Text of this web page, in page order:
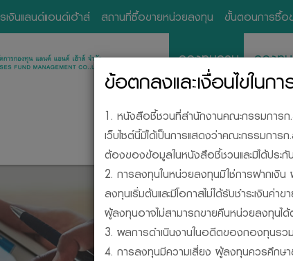
เงินแลนด์แอนด์เฮ้าส์ สถานที่ซื้อขายหน่วยลงทุน ขั้นตอนการซื้อ
กองทุนรวม กองทุน
ส่วนบุ
BESIDE,
ข้อตกลงและเงื่อนไขในก
1. หนังสือชี้ชวนที่สำนักงานคณะกรรมการ
เว็บไซต์นี้มิได้เป็นการแสดงว่าคณะกรรมกา
ต้องของข้อมูลในหนังสือชี้ชวนและมิได้ประ
2. การลงทุนในหน่วยลงทุนมิใช่การฝากเงิ
ลงทุนเริ่มต้นและมีโอกาสไม่ได้รับชำระเงินค่
ผู้ลงทุนอาจไม่สามารถขายคืนหน่วยลงทุนได้
3. ผลการดำเนินงานในอดีตของกองทุนรว
4. การลงทุนมีความเสี่ยง ผู้ลงทุนควรศึกษ